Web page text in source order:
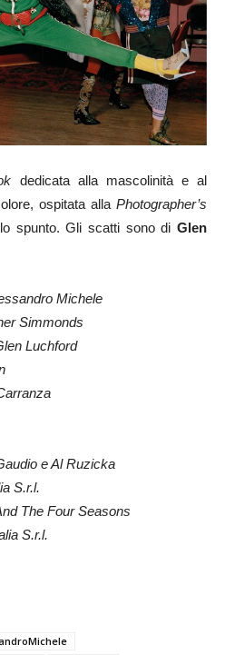
dedicata alla mascolinità e al
ospitata alla Photographer’s
spunto. Gli scatti sono di Glen
Michele
Simmonds
Luchford
e Al Ruzicka
S.r.l.
The Four Seasons
S.r.l.